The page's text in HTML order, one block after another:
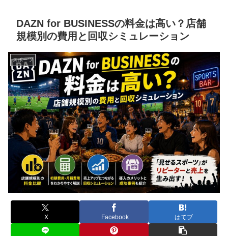
DAZN for BUSINESSの料金は高い？店舗
規模別の費用と回収シミュレーション
スポーツ
X Facebook はてブ